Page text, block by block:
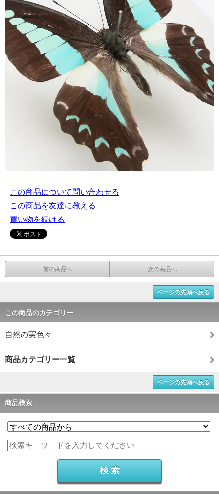
この商品について問い合わせる
この商品を友達に教える
買い物を続ける
前の商品へ 次の商品へ
ページの先頭へ戻る
この商品のカテゴリー
自然の実色々
商品カテゴリー一覧
ページの先頭へ戻る
商品検索